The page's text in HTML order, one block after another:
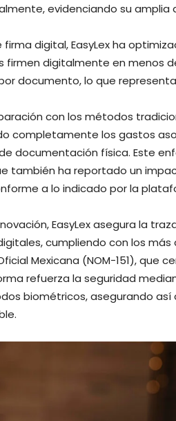
evidenciando su amplia
digital, EasyLex ha
firmen digitalmente en menos
documento, lo que
con los métodos
completamente los gastos
documentación física. Este
también ha reportado un
a lo indicado por la
EasyLex asegura la
cumpliendo con los
Mexicana (NOM-151), que
refuerza la seguridad
biométricos, asegurando así